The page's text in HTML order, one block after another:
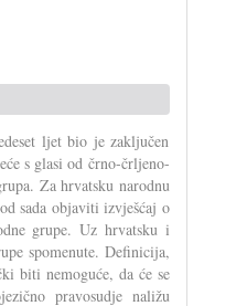
ljet bio je zaključen
s glasi od črno-črljeno-
Za hrvatsku narodnu
sada objaviti izvješćaj o
grupe. Uz hrvatsku i
spomenute. Definicija,
biti nemoguće, da će se
pravosudje naližu